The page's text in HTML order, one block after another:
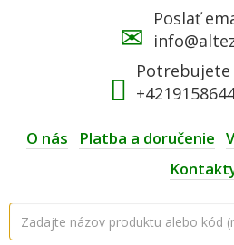
Poslať
Potrebujete
O nás Platba a doručenie